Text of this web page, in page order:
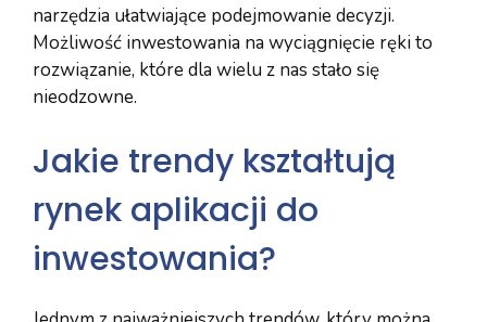
narzędzia ułatwiające podejmowanie decyzji.
Możliwość inwestowania na wyciągnięcie ręki to
rozwiązanie, które dla wielu z nas stało się
nieodzowne.
Jakie trendy kształtują
rynek aplikacji do
inwestowania?